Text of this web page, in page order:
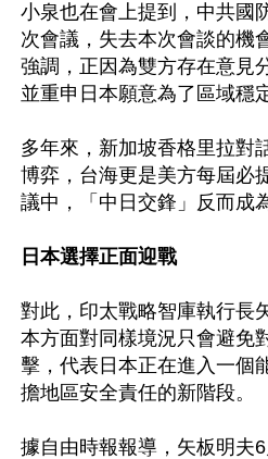
小泉也在會上提到，中共國
次會議，失去本次會談的機
強調，正因為雙方存在意見
並重申日本願意為了區域穩
多年來，新加坡香格里拉對
博弈，台海更是美方每屆必
議中，「中日交鋒」反而成
日本選擇正面迎戰
對此，印太戰略智庫執行長
本方面對同樣境況只會避免
擊，代表日本正在進入一個
擔地區安全責任的新階段。
據自由時報報導，矢板明夫